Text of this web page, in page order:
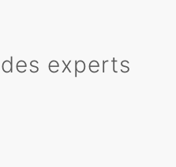
experts